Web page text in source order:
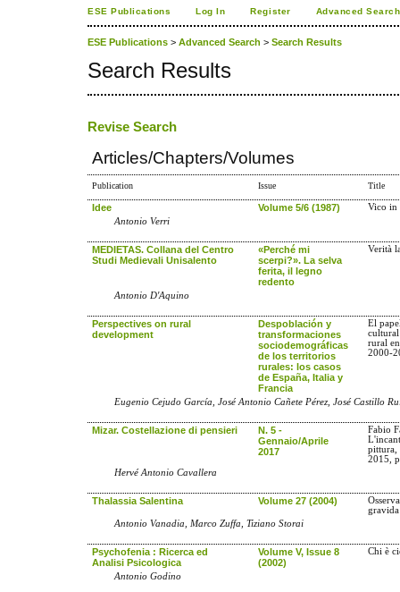
ESE Publications Log In Register Advanced Search
ESE Publications > Advanced Search > Search Results
Search Results
Revise Search
Articles/Chapters/Volumes
Publication Issue Title
Idee Volume 5/6 (1987)
Vico in
Antonio Verri
MEDIETAS. Collana del Centro
Studi Medievali Unisalento
«Perché mi
scerpi?». La selva
ferita, il legno
redento
Verità
Antonio D'Aquino
Perspectives on rural
development
Despoblación y
transformaciones
sociodemográficas
de los territorios
rurales: los casos
de España, Italia y
Francia
El
rural
2000-
Eugenio Cejudo García, José Antonio Cañete Pérez, José Castillo
Mizar. Costellazione di pensieri
N. 5 -
Gennaio/Aprile
2017
Fabio
pittura,
2015,
Hervé Antonio Cavallera
Thalassia Salentina Volume 27 (2004)
Antonio Vanadia, Marco Zuffa, Tiziano Storai
Psychofenia : Ricerca ed
Analisi Psicologica
Volume V, Issue 8
(2002)
Chi è
Antonio Godino